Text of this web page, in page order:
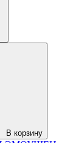
В корзину